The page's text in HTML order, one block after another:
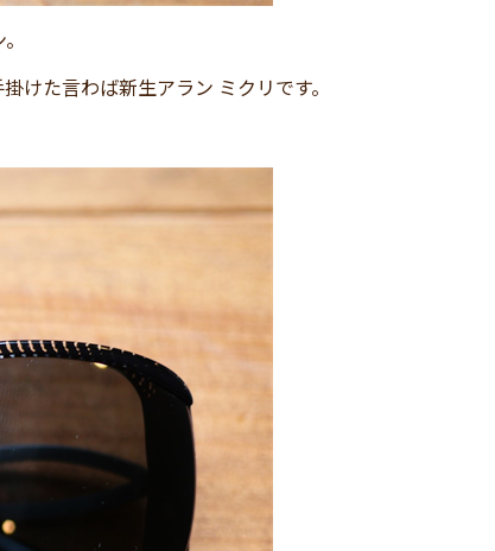
けた言わば新生アラン ミクリです。